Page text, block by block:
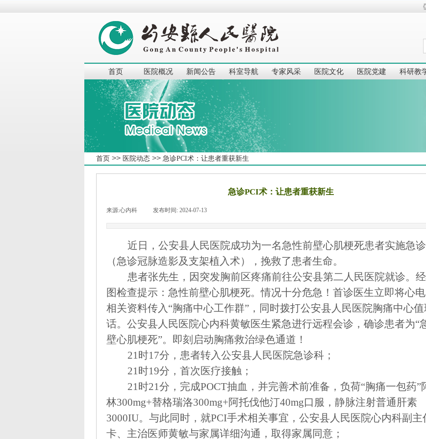
首页 医院概况 新闻公告 科室导航 专家风采 医院文化 医院党建 科研教
首页 >> 医院动态 >> 急诊PCI术：让患者重获新生
急诊PCI术：让患者重获新生
来源:心内科 发布时间: 2024-07-13
近日，公安县人民医院成功为一名急性前壁心肌梗死患者实施急诊
（急诊冠脉造影及支架植入术），挽救了患者生命。
患者张先生，因突发胸前区疼痛前往公安县第二人民医院就诊。
图检查提示：急性前壁心肌梗死。情况十分危急！首诊医生立即将心
相关资料传入“胸痛中心工作群”，同时拨打公安县人民医院胸痛中心
话。公安县人民医院心内科黄敏医生紧急进行远程会诊，确诊患者为“
壁心肌梗死”。即刻启动胸痛救治绿色通道！
21时17分，患者转入公安县人民医院急诊科；
21时19分，首次医疗接触；
21时21分，完成POCT抽血，并完善术前准备，负荷“胸痛一包药”
林300mg+替格瑞洛300mg+阿托伐他汀40mg口服 ， 静脉注射普通肝素
3000IU。与此同时，就PCI手术相关事宜，公安县人民医院心内科副主
卡、主治医师黄敏与家属详细沟通，取得家属同意；